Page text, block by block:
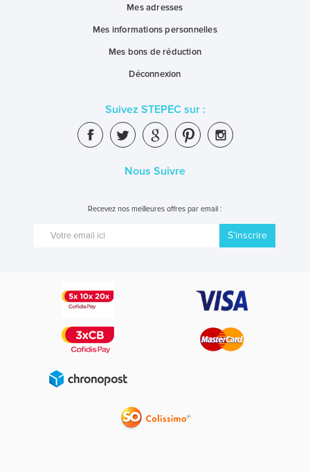
Mes adresses
Mes informations personnelles
Mes bons de réduction
Déconnexion
Suivez STEPEC sur :
Nous Suivre
Recevez nos meilleures offres par email :
S’inscrire